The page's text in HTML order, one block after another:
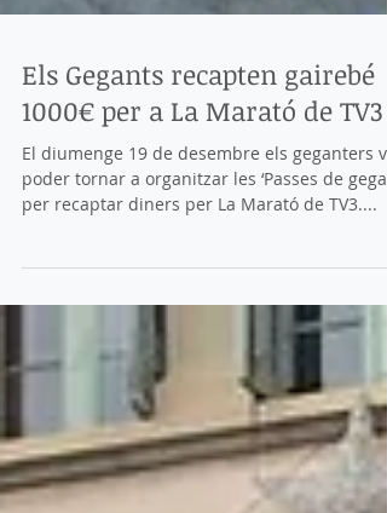
Els Gegants recapten gairebé
1000€ per a La Marató de TV3
El diumenge 19 de desembre els geganters
per recaptar diners per La Marató de TV3....